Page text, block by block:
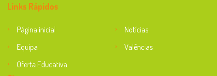
Links Rápidos
Página inicial
Notícias
Equipa
Valências
Oferta Educativa